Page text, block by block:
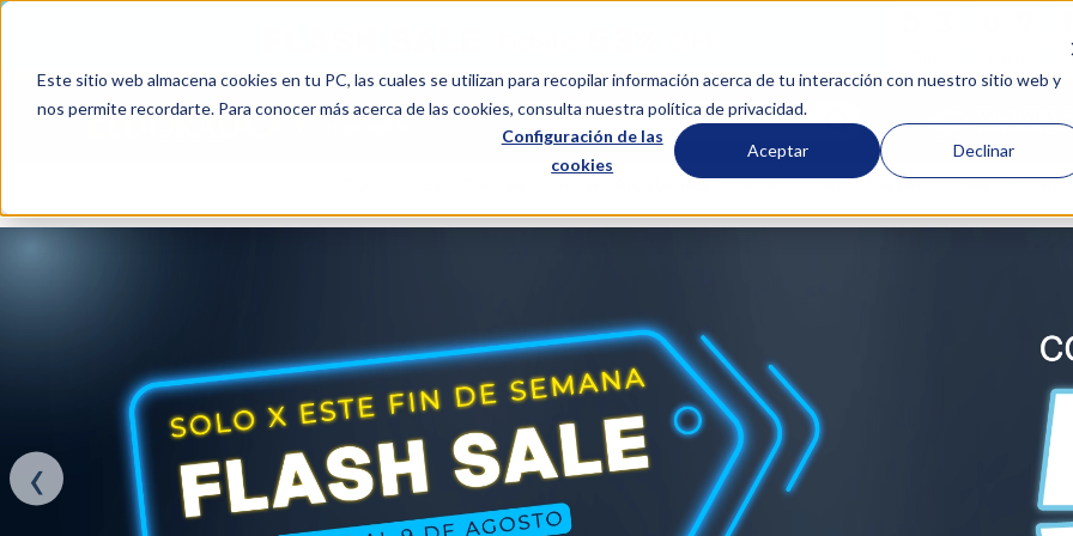
Este sitio web almacena cookies en tu PC, las cuales se utilizan para recopilar información acerca de tu interacción con nuestro sitio web y
nos permite recordarte. Para conocer más acerca de las cookies, consulta nuestra política de privacidad.
Configuración de las
cookies
Aceptar Declinar
Buscar...
Camas Ajustables Menú de Almohadas Sillas y Sofás
‹
1. colchón
coolmax
smart
7. protector colchón
8